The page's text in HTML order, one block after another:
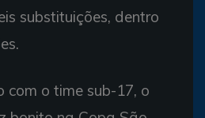
substituições, dentro
com o time sub-17, o